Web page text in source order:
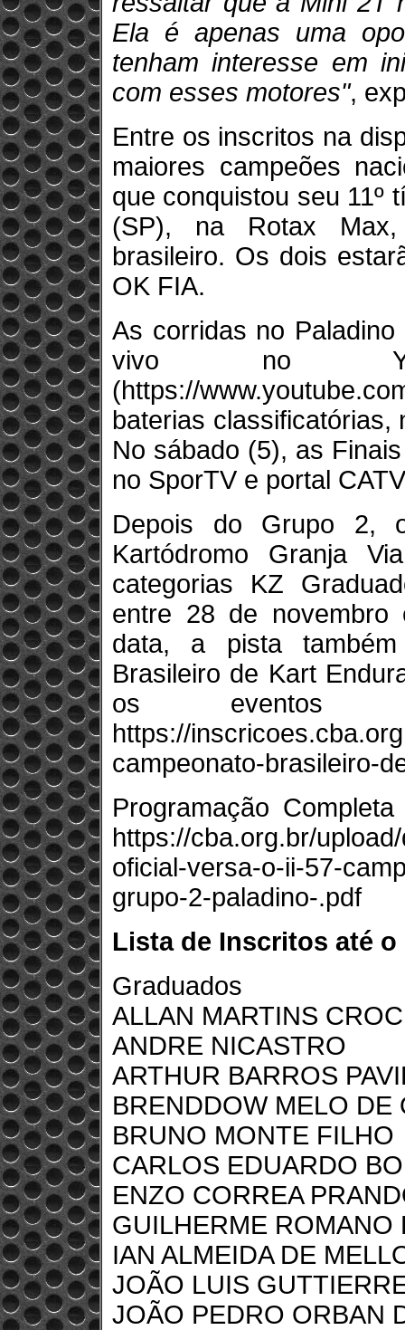
Ela é apenas uma
tenham interesse em
com esses motores",
Entre os inscritos na
maiores campeões
que conquistou seu 11º
(SP), na Rotax
brasileiro. Os dois
OK FIA.
As corridas no
vivo no
(https://
baterias classificatórias,
No sábado (5), as
no SporTV e portal
Depois do Grupo 2,
Kartódromo Granja
categorias KZ
entre 28 de
data, a pista
Brasileiro de Kart
os eventos
https://
campeonato-brasileiro-
Programação
https://cba.org.br/
oficial-versa-o-ii-57-
grupo-2-paladino-.pdf
Lista de Inscritos até
Graduados
ALLAN MARTINS
ANDRE NICASTRO
ARTHUR BARROS
BRENDDOW MELO DE
BRUNO MONTE FILHO
CARLOS EDUARDO
ENZO CORREA
GUILHERME ROMANO
IAN ALMEIDA DE
JOÃO LUIS
JOÃO PEDRO ORBAN